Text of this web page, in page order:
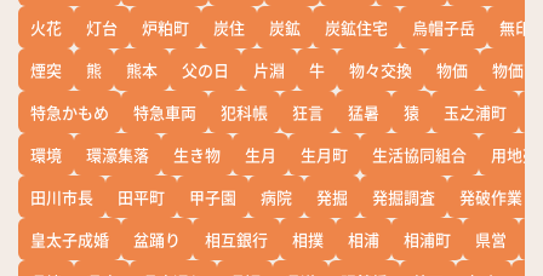
火花
灯台 炉粕町 炭住 炭鉱 炭鉱住宅 烏帽子岳
無印
煙突
熊 熊本 父の日 片淵 牛 物々交換 物価
物価高
特急かもめ
特急車両 犯科帳 狂言 猛暑 猿 玉之浦町
環境
環濠集落 生き物 生月 生月町 生活協同組合
用地売
田川市長
田平町 甲子園 病院 発掘 発掘調査
発破作業
皇太子成婚
盆踊り 相互銀行 相撲 相浦 相浦町 県営